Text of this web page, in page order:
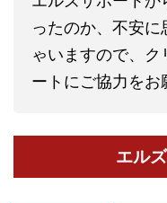
ったのか、不安に
ゃいますので、
ートにご協力をお
エル